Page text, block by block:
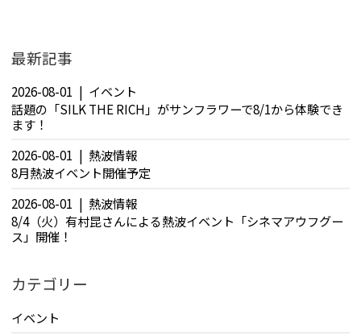
最新記事
2026-08-01
イベント
話題の「SILK THE RICH」がサンフラワーで8/1から体験でき
ます！
2026-08-01
熱波情報
8月熱波イベント開催予定
2026-08-01
熱波情報
8/4（火）有村昆さんによる熱波イベント「シネマアウフグー
ス」開催！
カテゴリー
イベント